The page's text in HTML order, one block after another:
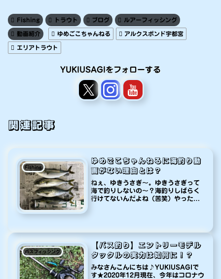
Fishing トラウト ブログ ルアーフィッシング
動画紹介 ゆめごこちゃんねる アルクスポンド宇都宮
エリアトラウト
YUKIUSAGIをフォローする
関連記事
Fishing
ゆめごこちゃんねるに海釣り動
画がない理由とは？
ねぇ、ゆきうさぎ〜。ゆきうさぎって
海で釣りしないの〜？海釣りしばらく
行けてないんだよね（苦笑）やったこ
バスフィッシング
【バス釣り】エントリーモデル
タックルの実力は如何に！？
みなさんこんにちは♪YUKIUSAGIで
す★2020年12月現在、今年はコロナウ